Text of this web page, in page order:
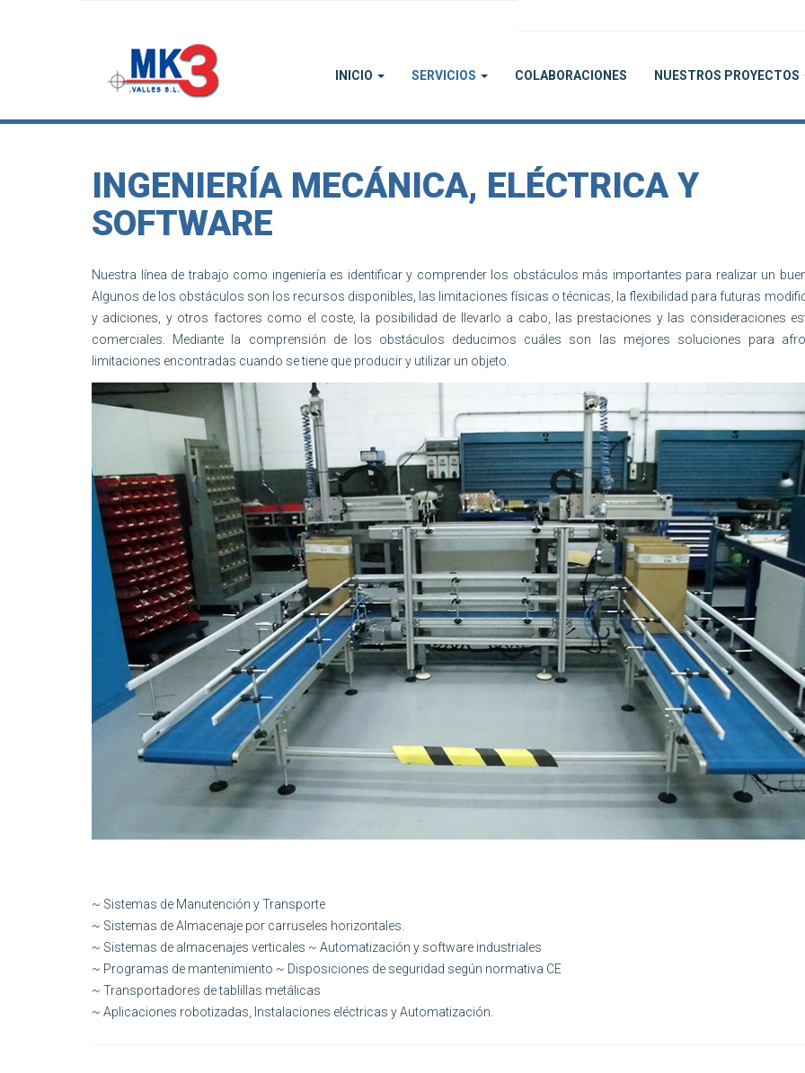
INICIO SERVICIOS COLABORACIONES NUESTROS PROYECTOS
INGENIERÍA MECÁNICA, ELÉCTRICA Y
SOFTWARE
Nuestra línea de trabajo como ingeniería es identificar y comprender los obstáculos más importantes para realizar un
Algunos de los obstáculos son los recursos disponibles, las limitaciones físicas o técnicas, la flexibilidad para futuras
y adiciones, y otros factores como el coste, la posibilidad de llevarlo a cabo, las prestaciones y las consideraciones
comerciales. Mediante la comprensión de los obstáculos deducimos cuáles son las mejores soluciones para
limitaciones encontradas cuando se tiene que producir y utilizar un objeto.
~ Sistemas de Manutención y Transporte
~ Sistemas de Almacenaje por carruseles horizontales.
~ Sistemas de almacenajes verticales ~ Automatización y software industriales
~ Programas de mantenimiento ~ Disposiciones de seguridad según normativa CE
~ Transportadores de tablillas metálicas
~ Aplicaciones robotizadas, Instalaciones eléctricas y Automatización.